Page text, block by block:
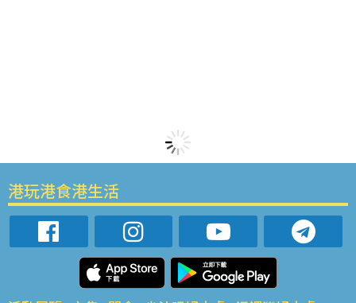
港玩港食港生活